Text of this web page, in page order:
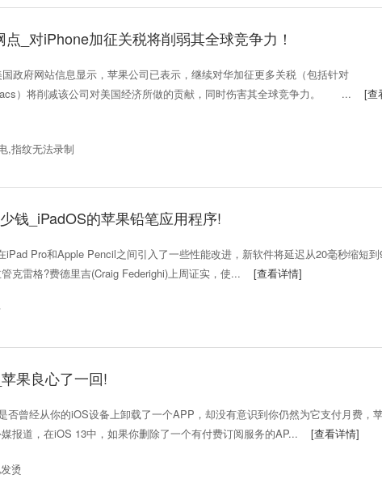
_对iPhone加征关税将削弱其全球竞争力！
府网站信息显示，苹果公司已表示，继续对华加征更多关税（包括针对
）将削减该公司对美国经济所做的贡献，同时伤害其全球竞争力。 ... [查
,指纹无法录制
钱_iPadOS的苹果铅笔应用程序!
Pro和Apple Pencil之间引入了一些性能改进，新软件将延迟从20毫秒缩短到
雷格?费德里吉(Craig Federighi)上周证实，使... [查看详情]
果良心了一回!
曾经从你的iOS设备上卸载了一个APP，却没有意识到你仍然为它支付月费，
报道，在iOS 13中，如果你删除了一个有付费订阅服务的AP... [查看详情]
烫